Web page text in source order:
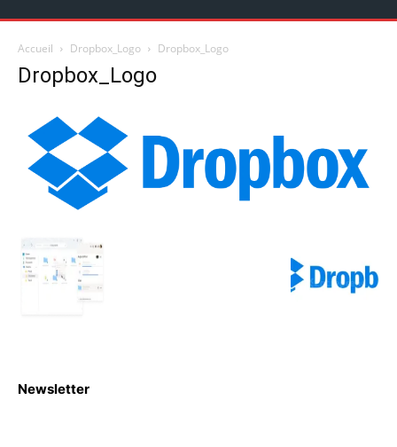
Accueil Dropbox_Logo Dropbox_Logo
Dropbox_Logo
Newsletter